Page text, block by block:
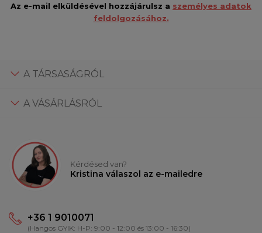
Az e-mail elküldésével hozzájárulsz a személyes adatok
feldolgozásához.
A TÁRSASÁGRÓL
A VÁSÁRLÁSRÓL
Kérdésed van?
Kristina válaszol az e-mailedre
+36 1 9010071
(Hangos GYIK: H-P: 9:00 - 12:00 és 13:00 - 16:30)